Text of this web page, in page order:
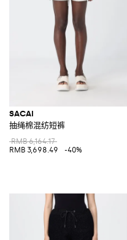
SACAI
抽绳棉混纺短裤
RMB 6,164.17
RMB 3,698.49
-40%